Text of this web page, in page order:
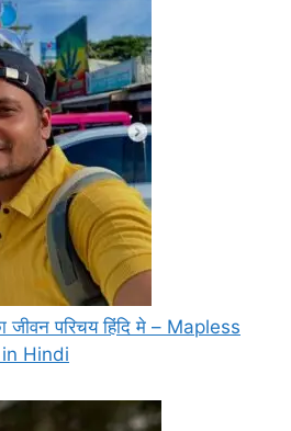
परिचय हिंदि मे – Mapless
Hindi